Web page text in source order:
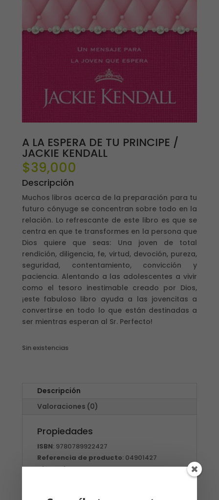
A LA ESPERA DE TU PRINCIPE /
JACKIE KENDALL
$39,000
Descripción
Muchos libros acerca de la preparación para tu
futuro cónyuge se concentran sobre todo en la
relación. Lo refrescante de este libro es que se
centra en que te transformes en la persona que
Dios quiere que seas: Una joven de total
rendición, diligencia, fe, virtud, devoción, pureza,
seguridad, contentamiento, convicción y
paciencia. Alentando a las adolescentes a vivir
como el tesoro inestimable creado por Dios,
¡este fabuloso libro ayuda a las jovencitas a
convertirse en todo lo que están destinadas a
ser mientras esperan al Sr. Perfecto!
Sin existencias
Descripción
Valoraciones (0)
Propiedades
ISBN: 9780789922427
Referencia de producto: 04901427
Dimensiones: